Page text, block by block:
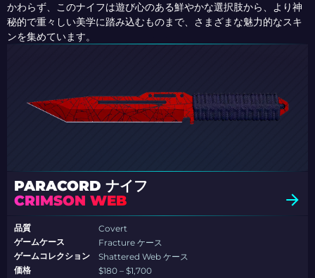
かわらず、このナイフは遊び心のある鮮やかな選択肢から、より神
秘的で重々しい美学に踏み込むものまで、さまざまな魅力的なスキ
ンを集めています。
PARACORD ナイフ
CRIMSON WEB
品質
Covert
ゲームケース
Fracture ケース
ゲームコレクション
Shattered Web ケース
価格
$180 – $1,700